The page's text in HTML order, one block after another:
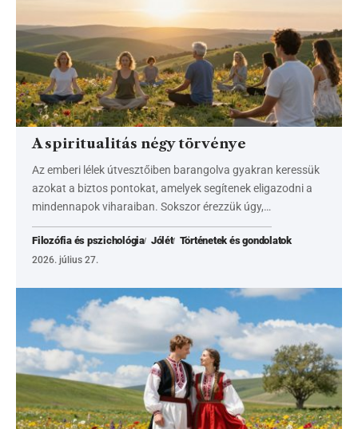
A spiritualitás négy törvénye
Az emberi lélek útvesztőiben barangolva gyakran keressük
azokat a biztos pontokat, amelyek segítenek eligazodni a
mindennapok viharaiban. Sokszor érezzük úgy,…
Filozófia és pszichológia Jólét Történetek és gondolatok
2026. július 27.